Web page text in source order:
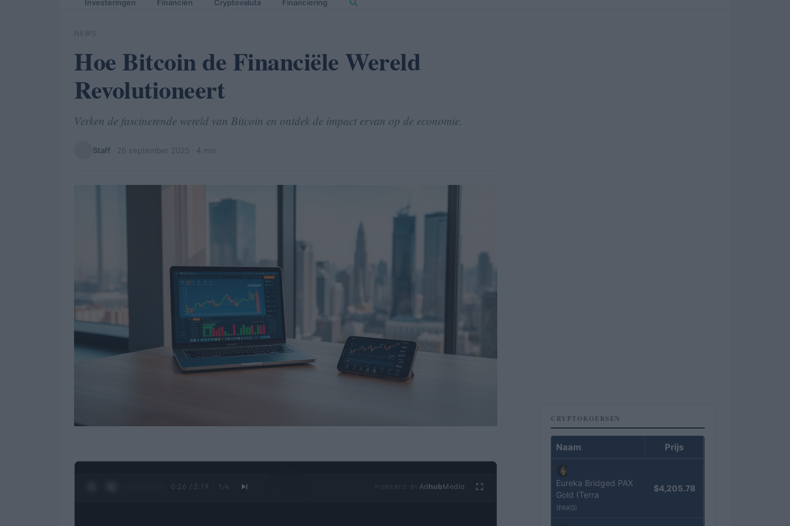
Investeringen Financiën Cryptovaluta Financiering
NEWS
Hoe Bitcoin de Financiële Wereld
Revolutioneert
Verken de fascinerende wereld van Bitcoin en ontdek de impact ervan op de economie.
Staff 26 september 2025 · 4 min
0:27 / 3:19 1 /4 Ad hubMedia
CRYPTOKOERSEN
Naam Prijs
Eureka Bridged PAX
Gold (Terra
(PAXG)
$4,205.78